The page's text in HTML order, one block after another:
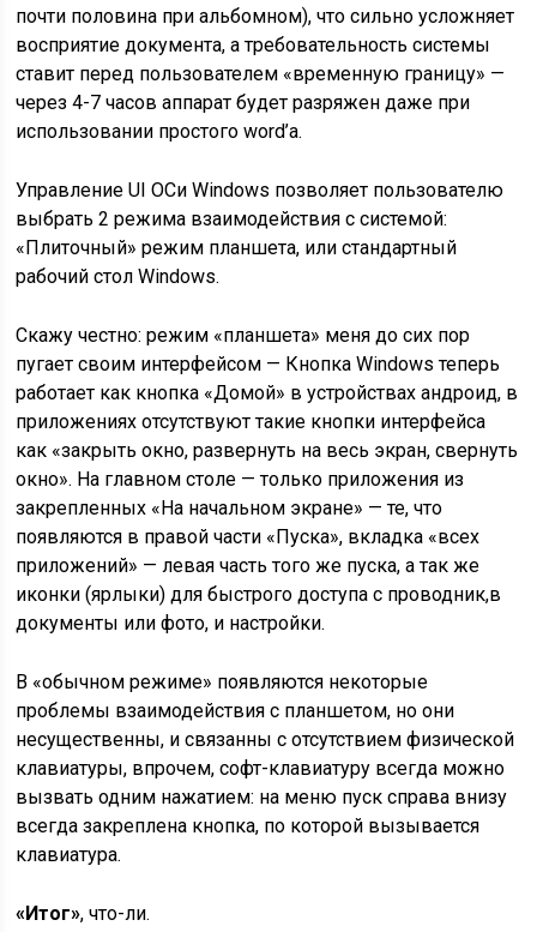
почти половина при альбомном), что сильно усложняет
восприятие документа, а требовательность системы
ставит перед пользователем «временную границу» —
через 4-7 часов аппарат будет разряжен даже при
использовании простого word’a.
Управление UI ОСи Windows позволяет пользователю
выбрать 2 режима взаимодействия с системой:
«Плиточный» режим планшета, или стандартный
рабочий стол Windows.
Скажу честно: режим «планшета» меня до сих пор
пугает своим интерфейсом — Кнопка Windows теперь
работает как кнопка «Домой» в устройствах андроид, в
приложениях отсутствуют такие кнопки интерфейса
как «закрыть окно, развернуть на весь экран, свернуть
окно». На главном столе — только приложения из
закрепленных «На начальном экране» — те, что
появляются в правой части «Пуска», вкладка «всех
приложений» — левая часть того же пуска, а так же
иконки (ярлыки) для быстрого доступа с проводник,в
документы или фото, и настройки.
В «обычном режиме» появляются некоторые
проблемы взаимодействия с планшетом, но они
несущественны, и связанны с отсутствием физической
клавиатуры, впрочем, софт-клавиатуру всегда можно
вызвать одним нажатием: на меню пуск справа внизу
всегда закреплена кнопка, по которой вызывается
клавиатура.
«Итог», что-ли.